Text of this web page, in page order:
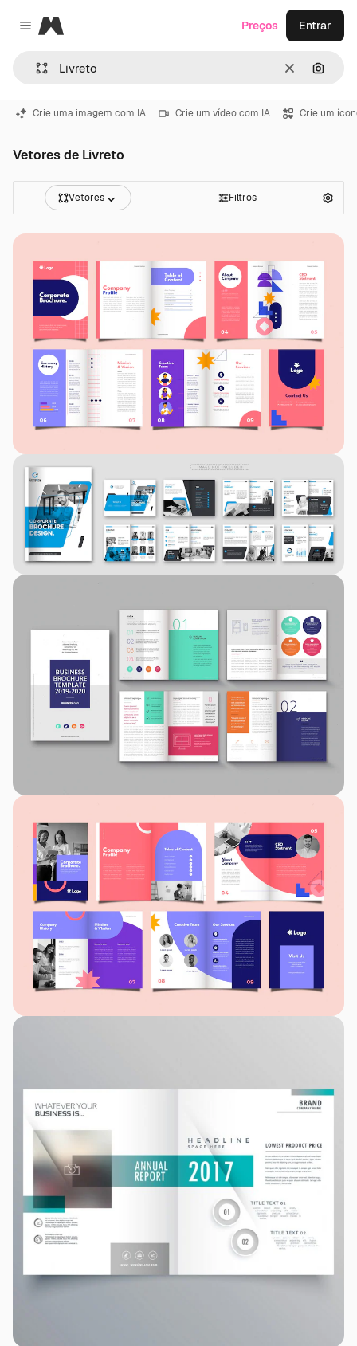
Close menu
Magnific
Limpar
Preços Entrar
Crie uma imagem com IA Crie um vídeo com IA Crie um
Vetores de Livreto
Vetores Filtros